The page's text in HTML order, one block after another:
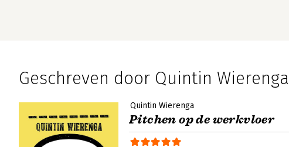
Geschreven door Quintin Wierenga
Quintin Wierenga
Pitchen op de werkvloer